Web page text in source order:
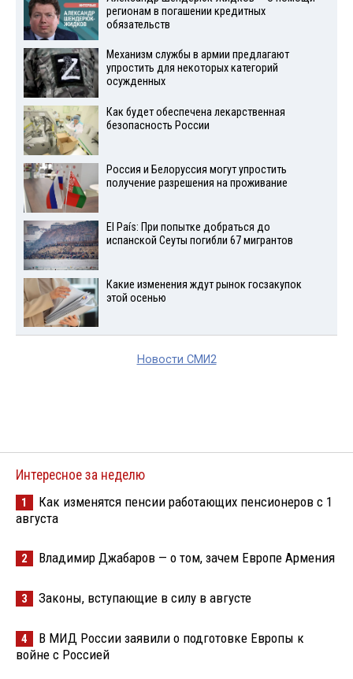
регионам в погашении кредитных
обязательств
Механизм службы в армии предлагают
упростить для некоторых категорий
осужденных
Как будет обеспечена лекарственная
безопасность России
Россия и Белоруссия могут упростить
получение разрешения на проживание
El País: При попытке добраться до
испанской Сеуты погибли 67 мигрантов
Какие изменения ждут рынок госзакупок
этой осенью
Новости СМИ2
Интересное за неделю
1
Как изменятся пенсии работающих пенсионеров с 1
августа
2 Владимир Джабаров — о том, зачем Европе Армения
3 Законы, вступающие в силу в августе
4
В МИД России заявили о подготовке Европы к
войне с Россией